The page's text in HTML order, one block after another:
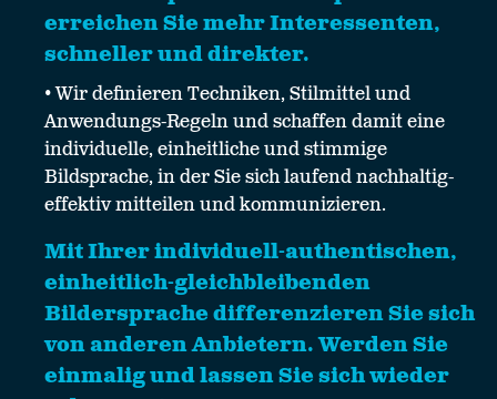
erreichen Sie mehr Interessenten,
schneller und direkter.
• Wir definieren Techniken, Stilmittel und
Anwendungs-Regeln und schaffen damit eine
individuelle, einheitliche und stimmige
Bildsprache, in der Sie sich laufend nachhaltig-
effektiv mitteilen und kommunizieren.
Mit Ihrer individuell-authentischen,
einheitlich-gleichbleibenden
Bildersprache differenzieren Sie sich
von anderen Anbietern. Werden Sie
einmalig und lassen Sie sich wieder